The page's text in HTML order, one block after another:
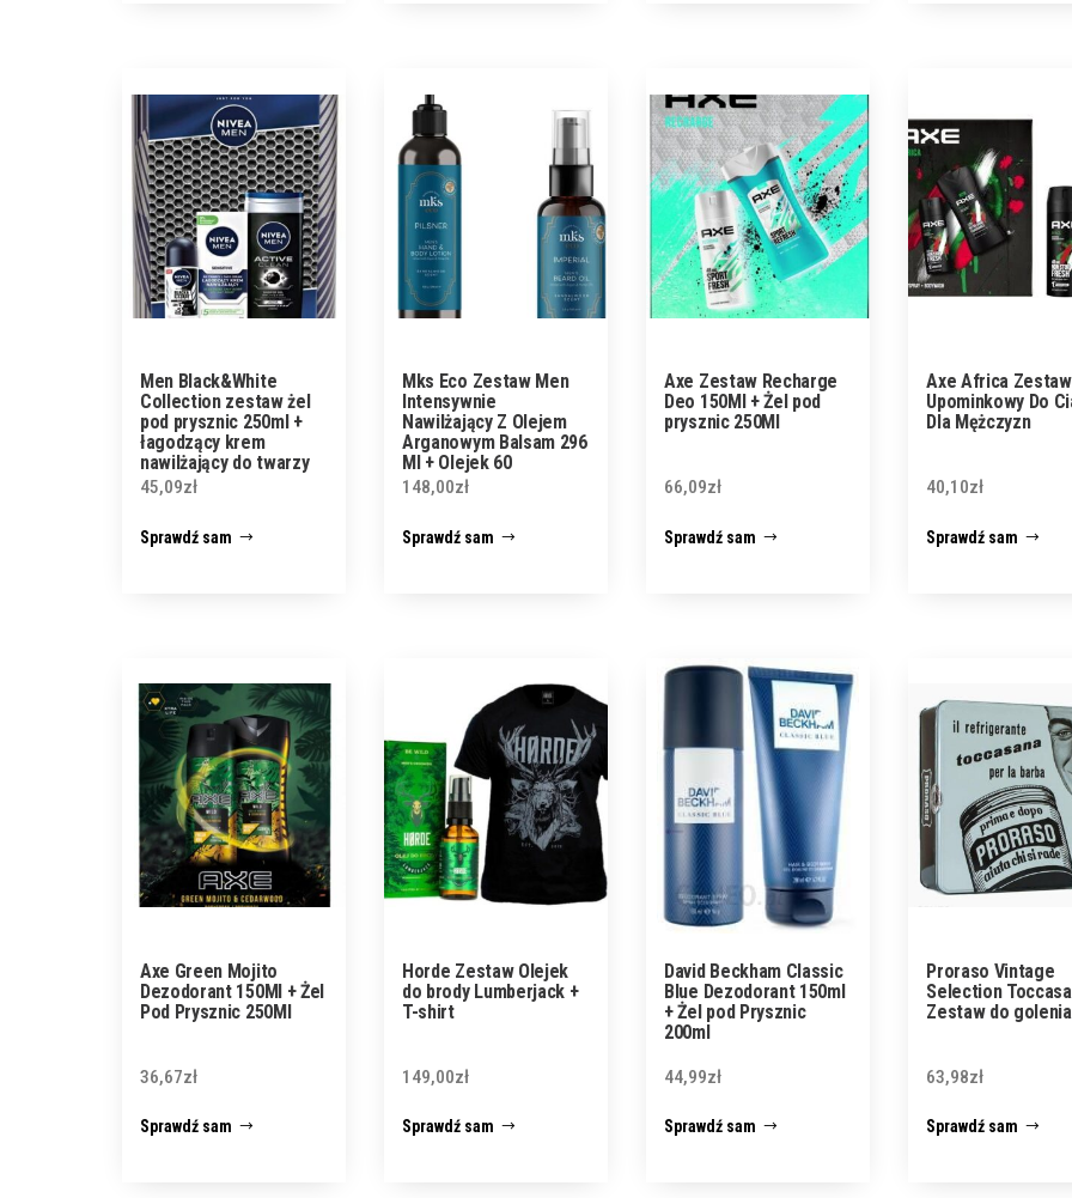
Men Black&White
Collection zestaw żel
pod prysznic 250ml +
łagodzący krem
nawilżający do twarzy
75ml + antyperspirant
roll-on 50ml
45,09zł
Sprawdź sam
Mks Eco Zestaw Men
Intensywnie
Nawilżający Z Olejem
Arganowym Balsam 296
Ml + Olejek 60
148,00zł
Sprawdź sam
Axe Zestaw Recharge
Deo 150Ml + Żel pod
prysznic 250Ml
66,09zł
Sprawdź sam
Axe Africa Zestaw
Upominkowy Do
Dla Mężczyzn
40,10zł
Sprawdź sam
Axe Green Mojito
Dezodorant 150Ml + Żel
Pod Prysznic 250Ml
36,67zł
Sprawdź sam
Horde Zestaw Olejek
do brody Lumberjack +
T-shirt
149,00zł
Sprawdź sam
David Beckham Classic
Blue Dezodorant 150ml
+ Żel pod Prysznic
200ml
44,99zł
Sprawdź sam
Proraso Vintage
Selection
Zestaw do golenia
63,98zł
Sprawdź sam